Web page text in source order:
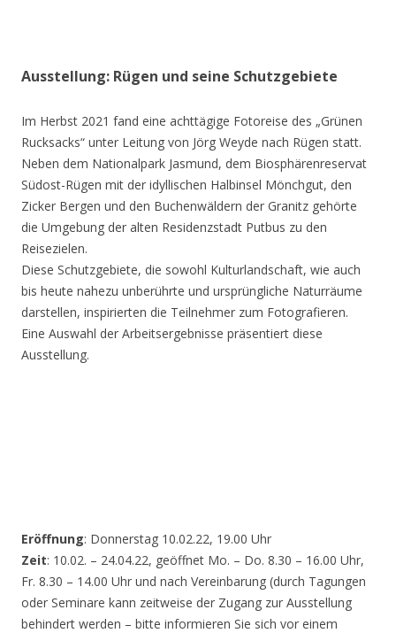
Ausstellung: Rügen und seine Schutzgebiete
Im Herbst 2021 fand eine achttägige Fotoreise des „Grünen
Rucksacks“ unter Leitung von Jörg Weyde nach Rügen statt.
Neben dem Nationalpark Jasmund, dem Biosphärenreservat
Südost-Rügen mit der idyllischen Halbinsel Mönchgut, den
Zicker Bergen und den Buchenwäldern der Granitz gehörte
die Umgebung der alten Residenzstadt Putbus zu den
Reisezielen.
Diese Schutzgebiete, die sowohl Kulturlandschaft, wie auch
bis heute nahezu unberührte und ursprüngliche Naturräume
darstellen, inspirierten die Teilnehmer zum Fotografieren.
Eine Auswahl der Arbeitsergebnisse präsentiert diese
Ausstellung.
Eröffnung: Donnerstag 10.02.22, 19.00 Uhr
Zeit: 10.02. – 24.04.22, geöffnet Mo. – Do. 8.30 – 16.00 Uhr,
Fr. 8.30 – 14.00 Uhr und nach Vereinbarung (durch Tagungen
oder Seminare kann zeitweise der Zugang zur Ausstellung
behindert werden – bitte informieren Sie sich vor einem